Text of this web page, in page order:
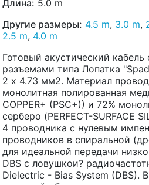
Длина: 5.0 m
Другие размеры: 4.5 m, 3.0 m,
2.5 m, 4.0 m
Готовый акустический кабель
разъемами типа Лопатка
2 x 4.73 мм2. Материал
монолитная полированная
COPPER+ (PSC+)) и 72%
серберо (PERFECT-SURFACE
4 проводника с нулевым
проводников в спиральной
для идеальной передачи
DBS с ловушкои?
Dielectric - Bias System (DBS).